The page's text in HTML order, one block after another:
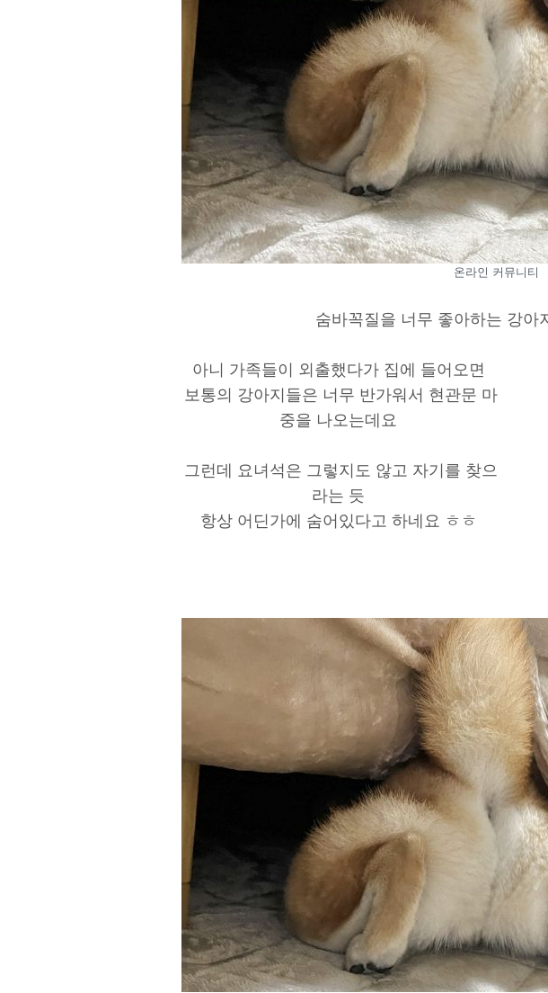
온라인 커뮤니티
숨바꼭질을 너무 좋아하는 강아
아니 가족들이 외출했다가 집에 들어오면
보통의 강아지들은 너무 반가워서 현관문 마
중을 나오는데요
그런데 요녀석은 그렇지도 않고 자기를 찾으
라는 듯
항상 어딘가에 숨어있다고 하네요 ㅎㅎ